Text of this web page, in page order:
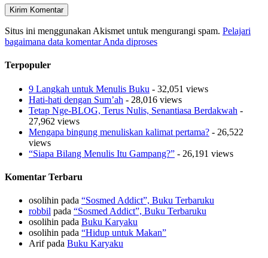
Situs ini menggunakan Akismet untuk mengurangi spam. Pelajari
bagaimana data komentar Anda diproses
Terpopuler
9 Langkah untuk Menulis Buku - 32,051 views
Hati-hati dengan Sum’ah - 28,016 views
Tetap Nge-BLOG, Terus Nulis, Senantiasa Berdakwah -
27,962 views
Mengapa bingung menuliskan kalimat pertama? - 26,522
views
“Siapa Bilang Menulis Itu Gampang?” - 26,191 views
Komentar Terbaru
osolihin pada “Sosmed Addict”, Buku Terbaruku
robbil pada “Sosmed Addict”, Buku Terbaruku
osolihin pada Buku Karyaku
osolihin pada “Hidup untuk Makan”
Arifpada Buku Karyaku